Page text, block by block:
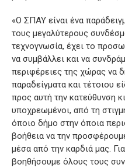
«Ο ΣΠΑΥ είναι ένα
τους μεγαλύτερους
τεχνογνωσία, έχει το
να συμβάλλει και να
περιφέρειες της χώρας να
παραδείγματα και τέτοιου
προς αυτή την κατεύθυνση
υποχρεωμένοι, από τη
όποιο δήμο στην όποια
βοήθεια να την
μέσα από την καρδιά μας.
βοηθήσουμε όλους τους